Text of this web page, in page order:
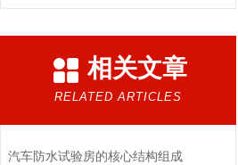
相关文章
RELATED ARTICLES
汽车防水试验房的核心结构组成